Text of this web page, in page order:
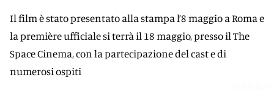
Il film è stato presentato alla stampa l’8 maggio a Roma e
la première ufficiale si terrà il 18 maggio, presso il The
Space Cinema, con la partecipazione del cast e di
numerosi ospiti